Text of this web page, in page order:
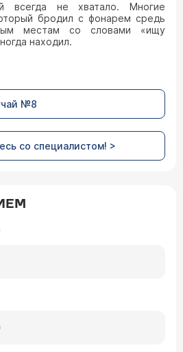
всегда не хватало. Многие
бродил с фонарем средь
местам со словами «ищу
находил.
№8
со специалистом! >